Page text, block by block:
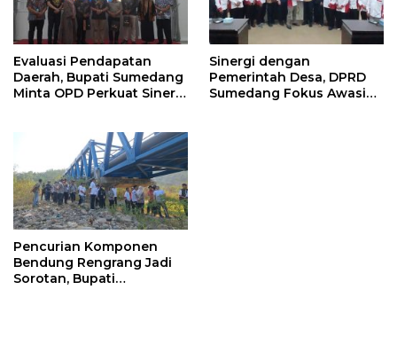
Evaluasi Pendapatan
Daerah, Bupati Sumedang
Minta OPD Perkuat Sinergi
Sinergi dengan
Pemerintah Desa, DPRD
Sumedang Fokus Awasi
Pencurian Komponen
Bendung Rengrang Jadi
Sorotan, Bupati